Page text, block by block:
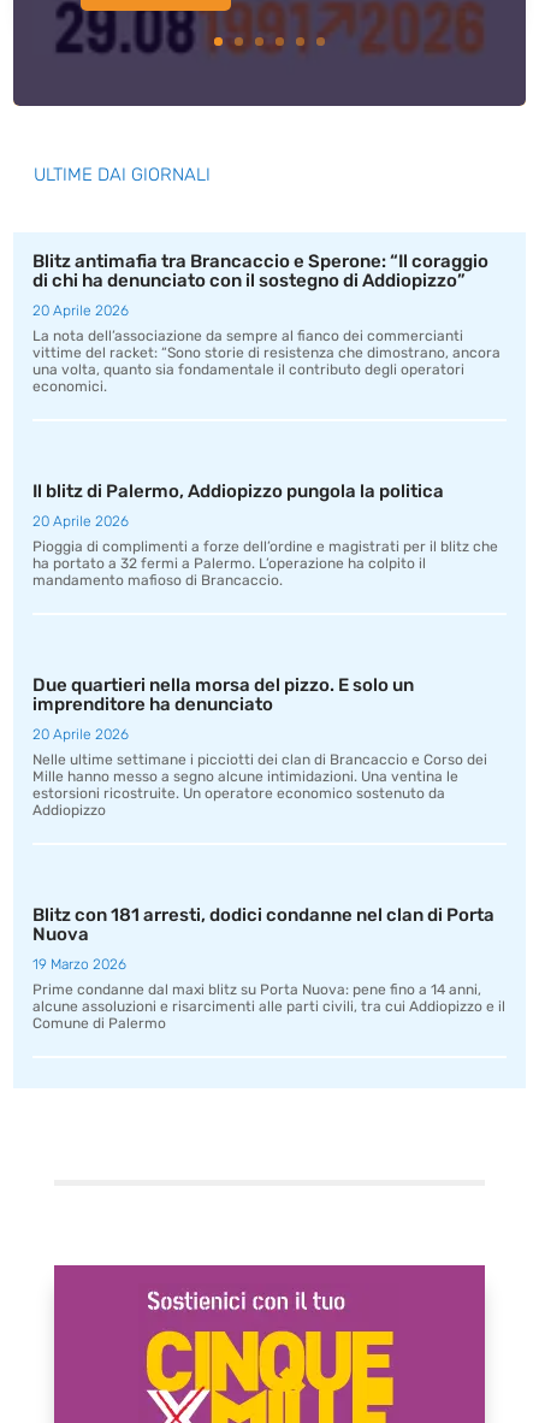
ULTIME DAI GIORNALI
Blitz antimafia tra Brancaccio e Sperone: “Il coraggio
di chi ha denunciato con il sostegno di Addiopizzo”
20 Aprile 2026
La nota dell’associazione da sempre al fianco dei commercianti
vittime del racket: “Sono storie di resistenza che dimostrano, ancora
una volta, quanto sia fondamentale il contributo degli operatori
economici.
Il blitz di Palermo, Addiopizzo pungola la politica
20 Aprile 2026
Pioggia di complimenti a forze dell’ordine e magistrati per il blitz che
ha portato a 32 fermi a Palermo. L’operazione ha colpito il
mandamento mafioso di Brancaccio.
Due quartieri nella morsa del pizzo. E solo un
imprenditore ha denunciato
20 Aprile 2026
Nelle ultime settimane i picciotti dei clan di Brancaccio e Corso dei
Mille hanno messo a segno alcune intimidazioni. Una ventina le
estorsioni ricostruite. Un operatore economico sostenuto da
Addiopizzo
Blitz con 181 arresti, dodici condanne nel clan di Porta
Nuova
19 Marzo 2026
Prime condanne dal maxi blitz su Porta Nuova: pene fino a 14 anni,
alcune assoluzioni e risarcimenti alle parti civili, tra cui Addiopizzo e il
Comune di Palermo